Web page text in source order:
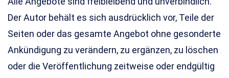
Der Autor behält es sich ausdrücklich vor, Teile der
Seiten oder das gesamte Angebot ohne gesonderte
Ankündigung zu verändern, zu ergänzen, zu löschen
oder die Veröffentlichung zeitweise oder endgültig